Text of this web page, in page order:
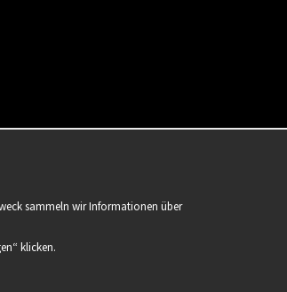
sammeln wir Informationen über
klicken.